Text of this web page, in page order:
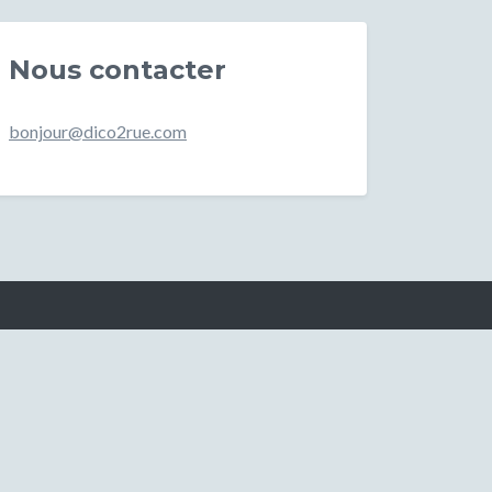
Nous contacter
bonjour@dico2rue.com